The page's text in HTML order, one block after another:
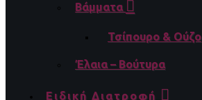
Βάμματα
Τσίπουρο & Ούζο
Έλαια – Βούτυρα
Ειδική Διατροφή